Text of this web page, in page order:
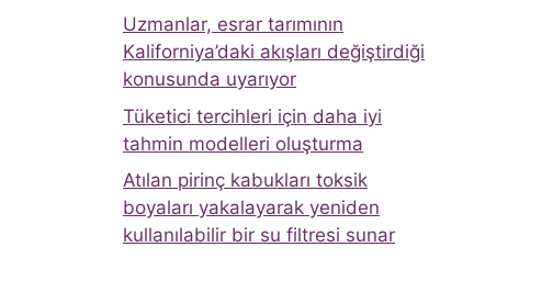
Uzmanlar, esrar tarımının
Kaliforniya’daki akışları değiştirdiği
konusunda uyarıyor
Tüketici tercihleri ​​için daha iyi
tahmin modelleri oluşturma
Atılan pirinç kabukları toksik
boyaları yakalayarak yeniden
kullanılabilir bir su filtresi sunar